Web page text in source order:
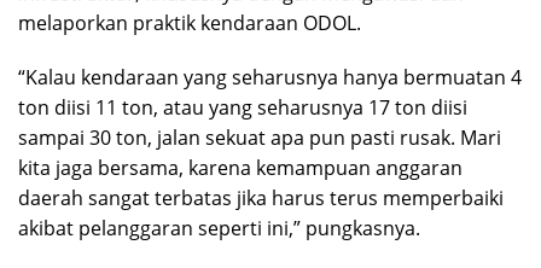
melaporkan praktik kendaraan ODOL.
“Kalau kendaraan yang seharusnya hanya bermuatan 4
ton diisi 11 ton, atau yang seharusnya 17 ton diisi
sampai 30 ton, jalan sekuat apa pun pasti rusak. Mari
kita jaga bersama, karena kemampuan anggaran
daerah sangat terbatas jika harus terus memperbaiki
akibat pelanggaran seperti ini,” pungkasnya.